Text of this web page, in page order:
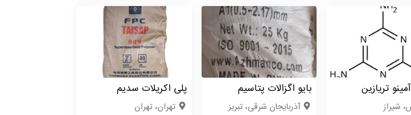
تریازین
شیراز
بایو اگزالات پتاسیم
آذربایجان شرقی، تبریز
پلی اکریلات سدیم
تهران، تهران